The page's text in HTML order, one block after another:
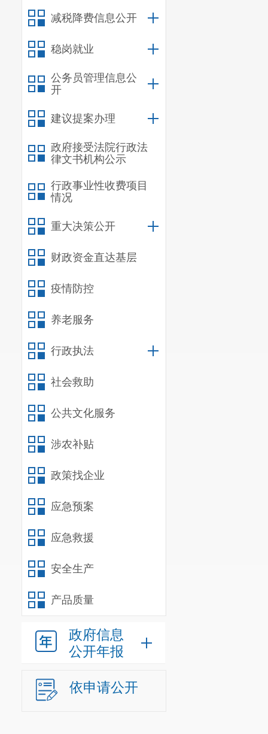
减税降费信息公开
稳岗就业
公务员管理信息公
开
建议提案办理
政府接受法院行政法
律文书机构公示
行政事业性收费项目
情况
重大决策公开
财政资金直达基层
疫情防控
养老服务
行政执法
社会救助
公共文化服务
涉农补贴
政策找企业
应急预案
应急救援
安全生产
产品质量
政府信息
公开年报
依申请公开